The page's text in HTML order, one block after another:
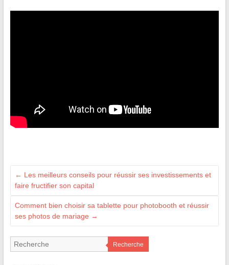
← Les meilleurs conseils pour réussir ses investissements et
faire fructifier son capital
Comment bien choisir sa tablette pour photobooth et réussir
ses photos de mariage →
Recherche